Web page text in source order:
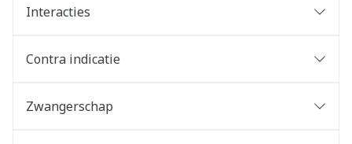
Interacties
Contra indicatie
Zwangerschap